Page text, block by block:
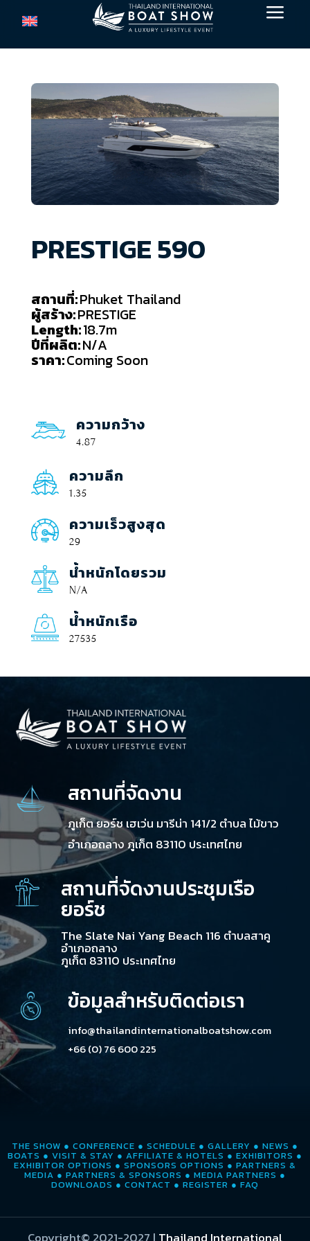
a
PRESTIGE 590
สถานที่:Phuket Thailand
ผู้สร้าง:PRESTIGE
Length:18.7m
ปีที่ผลิต:N/A
ราคา:Coming Soon
ความกว้าง
4.87
ความลึก
1.35
ความเร็วสูงสุด
29
น้ำหนักโดยรวม
N/A
น้ำหนักเรือ
27535
สถานที่จัดงาน
ภูเก็ต ยอร์ช เฮเว่น มารีน่า 141/2 ตำบล ไม้ขาว
อำเภอถลาง ภูเก็ต 83110 ประเทศไทย
สถานที่จัดงานประชุมเรือ
ยอร์ช
The Slate Nai Yang Beach 116 ตำบลสาคู
อำเภอถลาง
ภูเก็ต 83110 ประเทศไทย
ข้อมูลสำหรับติดต่อเรา
info@thailandinternationalboatshow.com
+66 (0) 76 600 225
THE SHOW ● CONFERENCE ● SCHEDULE ● GALLERY ● NEWS ●
BOATS ● VISIT & STAY ● AFFILIATE & HOTELS ● EXHIBITORS ●
EXHIBITOR OPTIONS ● SPONSORS OPTIONS ● PARTNERS &
MEDIA ● PARTNERS & SPONSORS ● MEDIA PARTNERS ●
DOWNLOADS ● CONTACT ● REGISTER ● FAQ